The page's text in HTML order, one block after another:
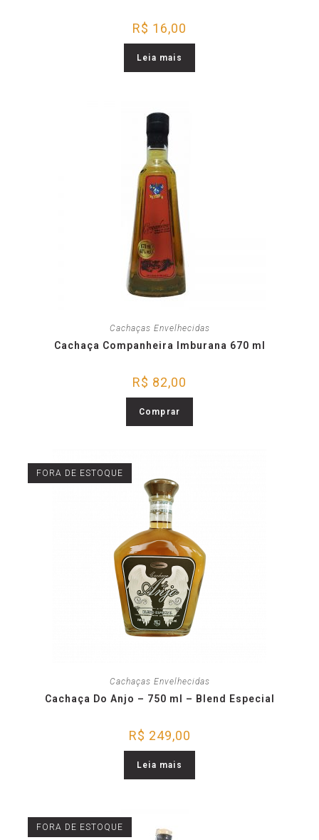
R$ 16,00
Leia mais
Cachaças Envelhecidas
Cachaça Companheira Imburana 670 ml
R$ 82,00
Comprar
FORA DE ESTOQUE
Cachaças Envelhecidas
Cachaça Do Anjo – 750 ml – Blend Especial
R$ 249,00
Leia mais
FORA DE ESTOQUE